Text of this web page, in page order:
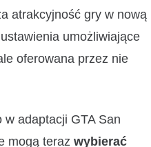
atrakcyjność gry w nową
umożliwiające
oferowana przez nie
w adaptacji GTA San
mogą teraz wybierać